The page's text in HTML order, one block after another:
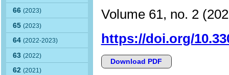
66(2023)
65(2023)
64(2022-2023)
63(2022)
62(2021)
Volume 61, no. 2
https://doi.org/
Download PDF